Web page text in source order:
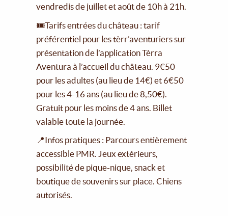
vendredis de juillet et août de 10h à 21h.
🎟Tarifs entrées du château : tarif
préférentiel pour les tèrr’aventuriers sur
présentation de l’application Tèrra
Aventura à l’accueil du château. 9€50
pour les adultes (au lieu de 14€) et 6€50
pour les 4-16 ans (au lieu de 8,50€).
Gratuit pour les moins de 4 ans. Billet
valable toute la journée.
📍Infos pratiques : Parcours entièrement
accessible PMR. Jeux extérieurs,
possibilité de pique-nique, snack et
boutique de souvenirs sur place. Chiens
autorisés.